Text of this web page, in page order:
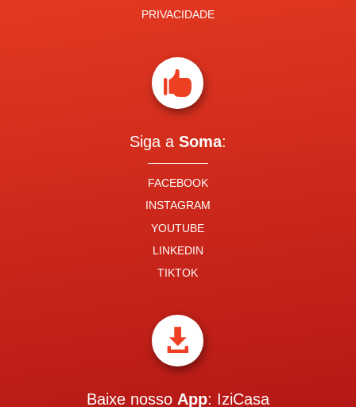
PRIVACIDADE

Siga a Soma:
FACEBOOK
INSTAGRAM
YOUTUBE
LINKEDIN
TIKTOK

Baixe nosso App: IziCasa